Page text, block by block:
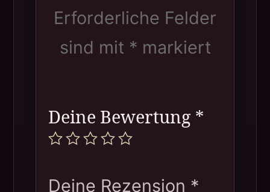
Erforderliche Felder
sind mit * markiert
Deine Bewertung *
Deine Rezension *